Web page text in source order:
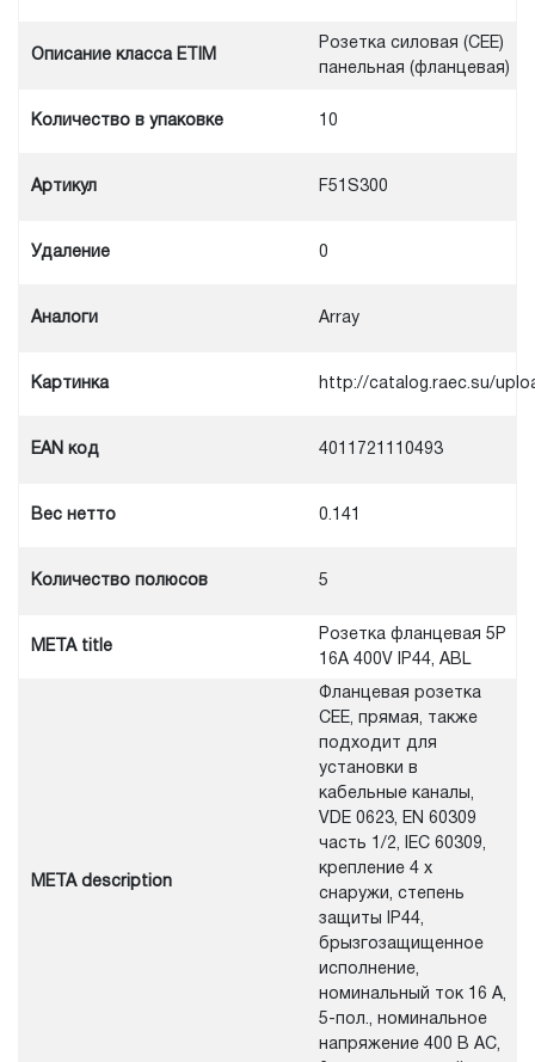
Описание класса ETIM
Розетка силовая (CEE)
панельная (фланцевая)
Количество в упаковке 10
Артикул F51S300
Удаление 0
Аналоги Array
Картинка http://catalog.raec.su/
EAN код 4011721110493
Вес нетто 0.141
Количество полюсов 5
META title
Розетка фланцевая 5P
16A 400V IP44, ABL
META description
Фланцевая розетка
CEE, прямая, также
подходит для
установки в
кабельные каналы,
VDE 0623, EN 60309
часть 1/2, IEC 60309,
крепление 4 x
снаружи, степень
защиты IP44,
брызгозащищенное
исполнение,
номинальный ток 16 А,
5-пол., номинальное
напряжение 400 В AC,